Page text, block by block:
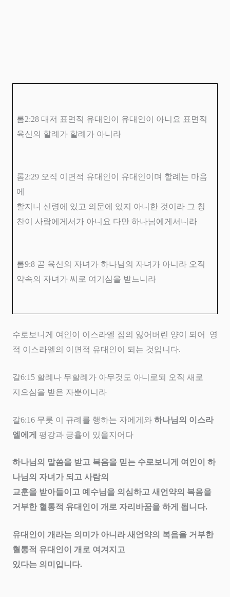
롬2:28 대저 표면적 유대인이 유대인이 아니요 표면적
육신의 할례가 할례가 아니라
롬2:29 오직 이면적 유대인이 유대인이며 할례는 마음
에
할지니 신령에 있고 의문에 있지 아니한 것이라 그 칭
찬이 사람에게서가 아니요 다만 하나님에게서니라
롬9:8 곧 육신의 자녀가 하나님의 자녀가 아니라 오직
약속의 자녀가 씨로 여기심을 받느니라
수로보니게 여인이 이스라엘 집의 잃어버린 양이 되어
영
적 이스라엘의 이면적 유대인이 되는 것입니다.
갈6:15 할례나 무할례가 아무것도 아니로되 오직 새로
지으심을 받은 자뿐이니라
갈6:16 무릇 이 규례를 행하는 자에게와 하나님의 이스라
엘에게
평강과 긍휼이 있을지어다
하나님의 말씀을 받고 복음을 믿는 수로보니게 여인이 하
나님의 자녀가 되고 사람의
교훈을 받아들이고 예수님을 의심하고 새언약의 복음을
거부한 혈통적 유대인이 개로 자리바꿈을 하게 됩니다.
유대인이 개라는 의미가 아니라 새언약의 복음을 거부한
혈통적 유대인이 개로 여겨지고
있다는 의미입니다.